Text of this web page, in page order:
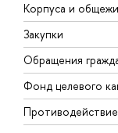
Корпуса и
Закупки
Обращения
Фонд целевого